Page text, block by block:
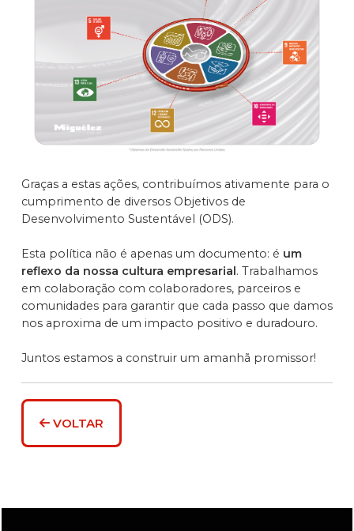
Graças a estas ações, contribuímos ativamente para o
cumprimento de diversos Objetivos de
Desenvolvimento Sustentável (ODS).
Esta política não é apenas um documento: é um
reflexo da nossa cultura empresarial. Trabalhamos
em colaboração com colaboradores, parceiros e
comunidades para garantir que cada passo que damos
nos aproxima de um impacto positivo e duradouro.
Juntos estamos a construir um amanhã promissor!
VOLTAR